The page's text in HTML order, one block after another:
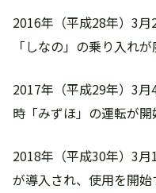
2016年（平成28年）3
「しなの」の乗り入れ
2017年（平成29年）3
時「みずほ」の運転が開
2018年（平成30年）3
が導入され、使用を開